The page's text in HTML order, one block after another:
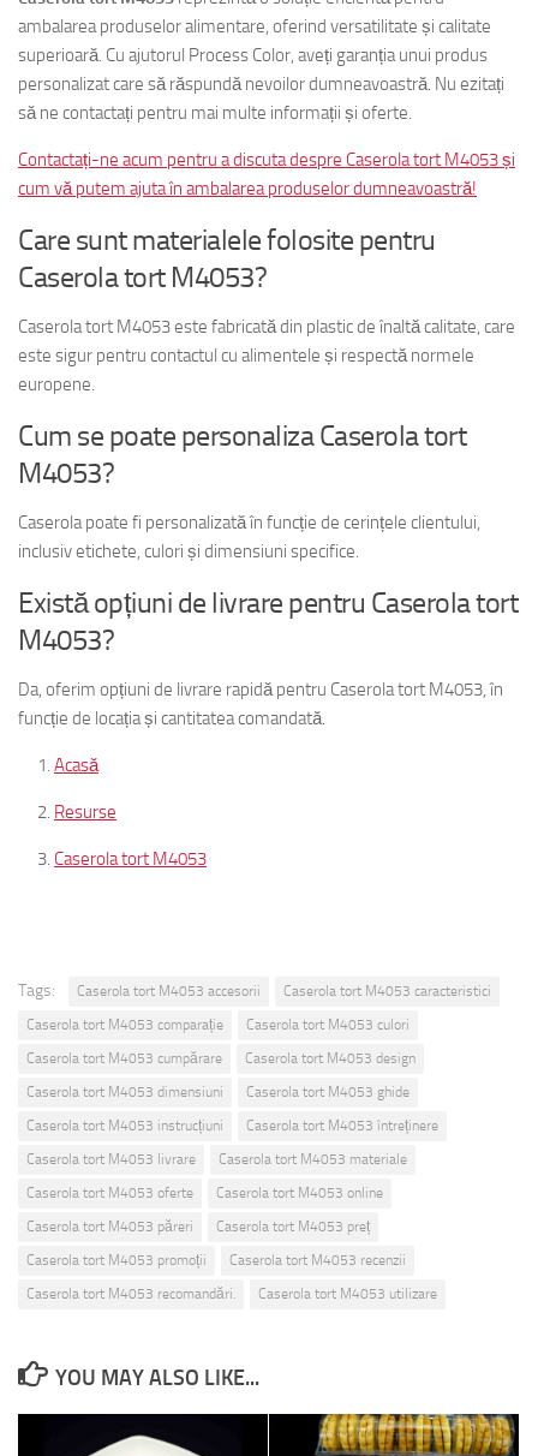
ambalarea produselor alimentare, oferind versatilitate și calitate
superioară. Cu ajutorul Process Color, aveți garanția unui produs
personalizat care să răspundă nevoilor dumneavoastră. Nu ezitați
să ne contactați pentru mai multe informații și oferte.
Contactați-ne acum pentru a discuta despre Caserola tort M4053 și
cum vă putem ajuta în ambalarea produselor dumneavoastră!
Care sunt materialele folosite pentru
Caserola tort M4053?
Caserola tort M4053 este fabricată din plastic de înaltă calitate, care
este sigur pentru contactul cu alimentele și respectă normele
europene.
Cum se poate personaliza Caserola tort
M4053?
Caserola poate fi personalizată în funcție de cerințele clientului,
inclusiv etichete, culori și dimensiuni specifice.
Există opțiuni de livrare pentru Caserola tort
M4053?
Da, oferim opțiuni de livrare rapidă pentru Caserola tort M4053, în
funcție de locația și cantitatea comandată.
Acasă
Resurse
Caserola tort M4053
Tags: Caserola tort M4053 accesorii
Caserola tort M4053 caracteristici
Caserola tort M4053 comparație
Caserola tort M4053 culori
Caserola tort M4053 cumpărare
Caserola tort M4053 design
Caserola tort M4053 dimensiuni
Caserola tort M4053 ghide
Caserola tort M4053 instrucțiuni
Caserola tort M4053 întreținere
Caserola tort M4053 livrare
Caserola tort M4053 materiale
Caserola tort M4053 oferte
Caserola tort M4053 online
Caserola tort M4053 păreri
Caserola tort M4053 preț
Caserola tort M4053 promoții
Caserola tort M4053 recenzii
Caserola tort M4053 recomandări.
Caserola tort M4053 utilizare
YOU MAY ALSO LIKE...